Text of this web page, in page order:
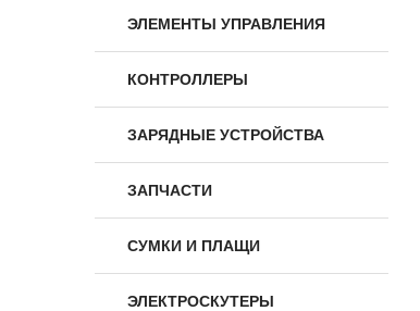
ЭЛЕМЕНТЫ УПРАВЛЕНИЯ
КОНТРОЛЛЕРЫ
ЗАРЯДНЫЕ УСТРОЙСТВА
ЗАПЧАСТИ
СУМКИ И ПЛАЩИ
ЭЛЕКТРОСКУТЕРЫ